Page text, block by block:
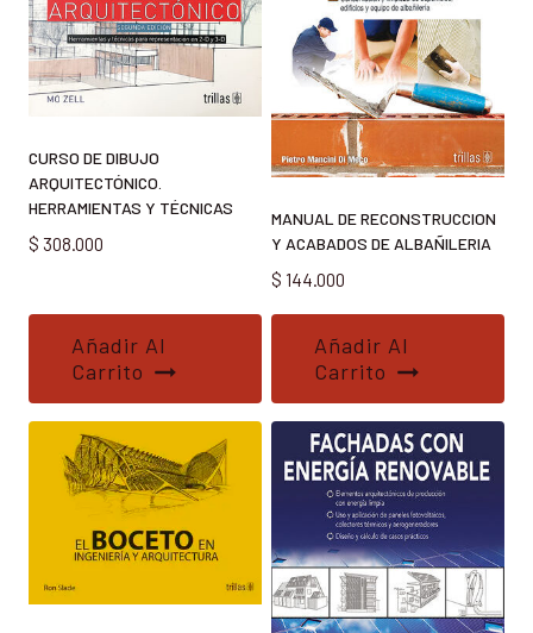
CURSO DE DIBUJO
ARQUITECTÓNICO.
HERRAMIENTAS Y TÉCNICAS
$ 308.000
Añadir Al
Carrito
MANUAL DE RECONSTRUCCION
Y ACABADOS DE ALBAÑILERIA
$ 144.000
Añadir Al
Carrito